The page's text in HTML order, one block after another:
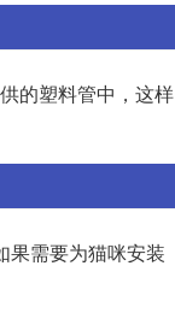
的塑料管中，这样
果需要为猫咪安装